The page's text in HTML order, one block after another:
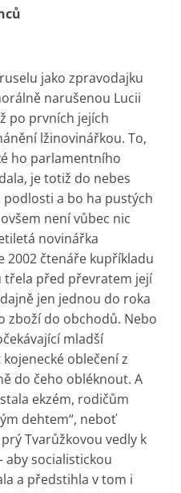
jako zpravodajku
narušenou Lucii
po prvních jejích
lžinovinářkou. To,
ho parlamentního
je totiž do nebes
a bo ha pustých
není vůbec nic
novinářka
2002 čtenáře kupříkladu
třela před převratem její
jen jednou do roka
zboží do obchodů. Nebo
mladší
oblečení z
do čeho obléknout. A
ekzém, rodičům
dehtem“, neboť
Tvarůžkovou vedly k
aby socialistickou
a předstihla v tom i